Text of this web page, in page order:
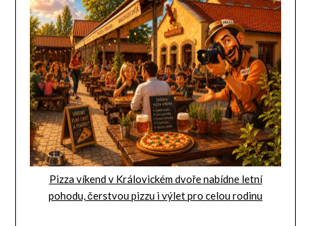
Pizza víkend v Královickém dvoře nabídne letní
pohodu, čerstvou pizzu i výlet pro celou rodinu